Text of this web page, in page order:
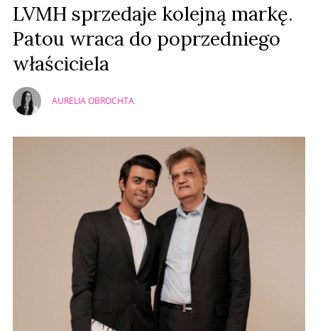
LVMH sprzedaje kolejną markę.
Patou wraca do poprzedniego
właściciela
AURELIA OBROCHTA